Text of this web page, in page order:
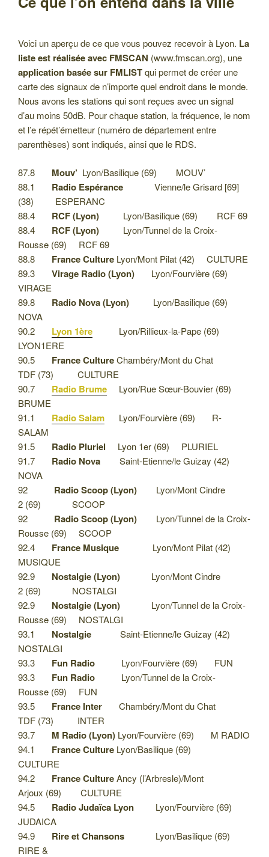
Voici un aperçu de ce que vous pouvez recevoir à Lyon. La
liste est réalisée avec FMSCAN (www.fmscan.org), une
application basée sur FMLISTqui permet de créer une
carte des signaux de n’importe quel endroit dans le monde.
Nous avons les stations qui sont reçues avec un signal
d’au moins 50dB. Pour chaque station, la fréquence, le nom
et l’e répét’émetteur (numéro de département entre
parenthèses) sont indiqués, ainsi que le RDS.
87.8 Mouv’ Lyon/Basilique (69) MOUV’
88.1 Radio Espérance Vienne/le Grisard [69]
(38) ESPERANC
88.4 RCF (Lyon) Lyon/Basilique (69) RCF 69
88.4 RCF (Lyon) Lyon/Tunnel de la Croix-
Rousse (69) RCF 69
88.8 France Culture Lyon/Mont Pilat (42) CULTURE
89.3 Virage Radio (Lyon) Lyon/Fourvière (69)
VIRAGE
89.8 Radio Nova (Lyon) Lyon/Basilique (69)
NOVA
90.2 Lyon 1ère
Lyon/Rillieux-la-Pape (69)
LYON1ERE
90.5 France CultureChambéry/Mont du Chat
TDF (73) CULTURE
90.7 Radio Brume
Lyon/Rue Sœur-Bouvier (69)
BRUME
91.1 Radio Salam
Lyon/Fourvière (69) R-
SALAM
91.5 Radio Pluriel Lyon 1er (69) PLURIEL
91.7 Radio Nova Saint-Etienne/le Guizay (42)
NOVA
92 Radio Scoop (Lyon) Lyon/Mont Cindre
2 (69) SCOOP
92 Radio Scoop (Lyon) Lyon/Tunnel de la Croix-
Rousse (69) SCOOP
92.4 France Musique Lyon/Mont Pilat (42)
MUSIQUE
92.9 Nostalgie (Lyon) Lyon/Mont Cindre
2 (69) NOSTALGI
92.9 Nostalgie (Lyon) Lyon/Tunnel de la Croix-
Rousse (69) NOSTALGI
93.1 Nostalgie Saint-Etienne/le Guizay (42)
NOSTALGI
93.3 Fun Radio Lyon/Fourvière (69) FUN
93.3 Fun Radio Lyon/Tunnel de la Croix-
Rousse (69) FUN
93.5 France Inter Chambéry/Mont du Chat
TDF (73) INTER
93.7 M Radio (Lyon) Lyon/Fourvière (69) M RADIO
94.1 France Culture Lyon/Basilique (69)
CULTURE
94.2 France CultureAncy (l’Arbresle)/Mont
Arjoux (69) CULTURE
94.5 Radio Judaïca Lyon Lyon/Fourvière (69)
JUDAICA
94.9 Rire et Chansons Lyon/Basilique (69)
RIRE &